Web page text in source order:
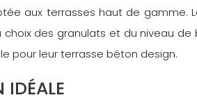
aux terrasses haut de gamme.
des granulats et du niveau de
pour leur terrasse béton design.
IDÉALE